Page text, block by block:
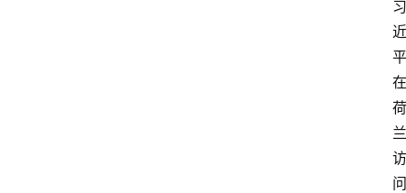
习
近
平
在
荷
兰
访
问